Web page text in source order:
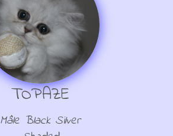
TOPAZE
Mâle Black Silver